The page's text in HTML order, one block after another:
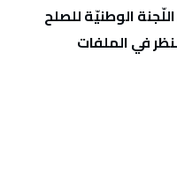
الوطنيّة للصلح
في الملفات